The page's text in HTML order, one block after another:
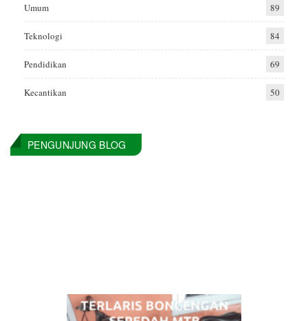
Umum 89
Teknologi 84
Pendidikan 69
Kecantikan 50
PENGUNJUNG BLOG